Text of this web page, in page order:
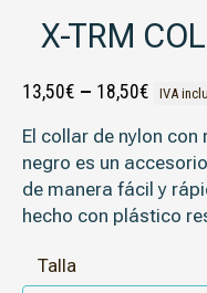
X-TRM
13,50€ – 18,50€ IVA
El collar de nylon con
negro es un
de manera fácil y
hecho con plástico
Talla